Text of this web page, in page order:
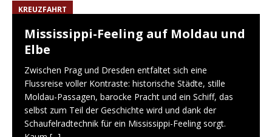
KREUZFAHRT
Mississippi-Feeling auf Moldau und
Elbe
Zwischen Prag und Dresden entfaltet sich eine
Flussreise voller Kontraste: historische Städte, stille
Moldau-Passagen, barocke Pracht und ein Schiff, das
selbst zum Teil der Geschichte wird und dank der
Schaufelradtechnik für ein Mississippi-Feeling sorgt.